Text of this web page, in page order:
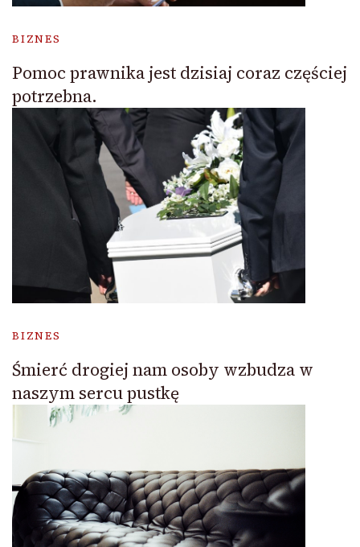
BIZNES
Pomoc prawnika jest dzisiaj coraz częściej
potrzebna.
BIZNES
Śmierć drogiej nam osoby wzbudza w
naszym sercu pustkę